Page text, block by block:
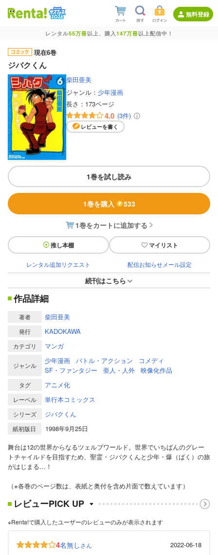
無料登録
レンタル55万冊以上、購入147万冊以上配信中！
現在6巻
ジバクくん
柴田亜美
ジャンル： 少年漫画
長さ： 173ページ
4.0 (3件)
レビューを書く
1巻を試し読み
1巻を購入 533
1巻をカートに追加する
推し本棚 マイリスト
レンタル追加リクエスト 配信お知らせメール設定
続刊はこちら
作品詳細
著者 柴田亜美
発行 KADOKAWA
カテゴリ マンガ
ジャンル
少年漫画 バトル・アクション
コメディ
SF・ファンタジー
亜人・人外 映像化作品
タグ アニメ化
レーベル 単行本コミックス
シリーズ ジバクくん
紙初版日
1998年9月25日
舞台は12の世界からなるツェルブワールド。世界でいちばんのグレー
トチャイルドを目指すため、聖霊・ジバクくんと少年・爆（ばく）の旅
がはじまる…！
（※各巻のページ数は、表紙と奥付を含め片面で数えています）
レビューPICK UP
※Renta!で購入したユーザーのレビューのみが表示されます
4名無しさん
2022-06-18